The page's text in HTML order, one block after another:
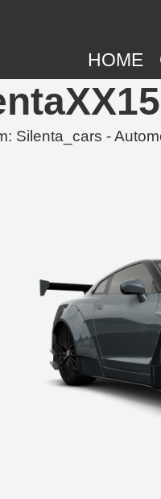
HOME
Silenta_cars -